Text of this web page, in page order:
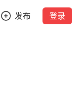
发布 登录